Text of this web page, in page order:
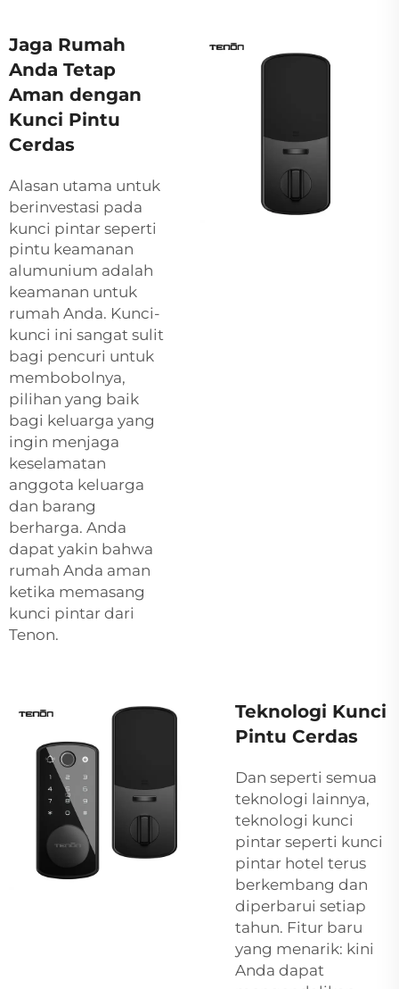
Jaga Rumah
Anda Tetap
Aman dengan
Kunci Pintu
Cerdas
Alasan utama untuk
berinvestasi pada
kunci pintar seperti
pintu keamanan
alumunium adalah
keamanan untuk
rumah Anda. Kunci-
kunci ini sangat sulit
bagi pencuri untuk
membobolnya,
pilihan yang baik
bagi keluarga yang
ingin menjaga
keselamatan
anggota keluarga
dan barang
berharga. Anda
dapat yakin bahwa
rumah Anda aman
ketika memasang
kunci pintar dari
Tenon.
Teknologi Kunci
Pintu Cerdas
Dan seperti semua
teknologi lainnya,
teknologi kunci
pintar seperti kunci
pintar hotel terus
berkembang dan
diperbarui setiap
tahun. Fitur baru
yang menarik: kini
Anda dapat